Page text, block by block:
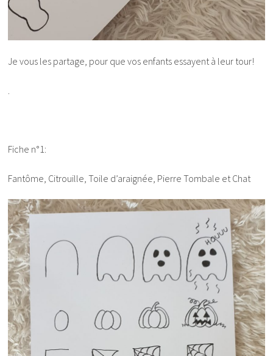
Je vous les partage, pour que vos enfants essayent à leur tour!
.
Fiche n°1:
Fantôme, Citrouille, Toile d’araignée, Pierre Tombale et Chat